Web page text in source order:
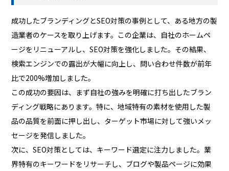
成功したブランディングとSEO対策の事例として、ある地方の製
造業者のケースを取り上げます。この企業は、自社のホームペ
ージをリニューアルし、SEO対策を強化しました。その結果、
検索エンジンでの露出が大幅に向上し、問い合わせ件数が前年
比で200%増加しました。
この成功の要因は、まず自社の強みを明確に打ち出したブラン
ディング戦略にあります。特に、地域特有の素材を使用した製
品の品質を前面に押し出し、ターゲット市場に対して強いメッ
セージを発信しました。
次に、SEO対策としては、キーワード選定に注力しました。業
界特有のキーワードをリサーチし、ブログや製品ページに効果